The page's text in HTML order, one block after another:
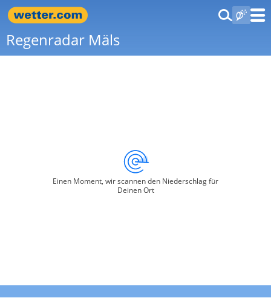
Regenradar Mäls
Einen Moment, wir scannen den Niederschlag für
Deinen Ort